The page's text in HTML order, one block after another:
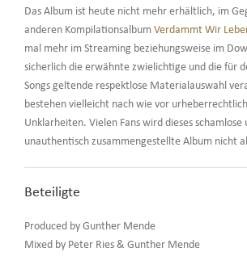
Das Album ist heute nicht mehr erhältlich, im
anderen Kompilationsalbum Verdammt Wir
mal mehr im Streaming beziehungsweise im
sicherlich die erwähnte zwielichtige und die für
Songs geltende respektlose Materialauswahl
bestehen vielleicht nach wie vor
Unklarheiten. Vielen Fans wird dieses schamlose
unauthentisch zusammengestellte Album nicht
Beteiligte
Produced by Gunther Mende
Mixed by Peter Ries & Gunther Mende